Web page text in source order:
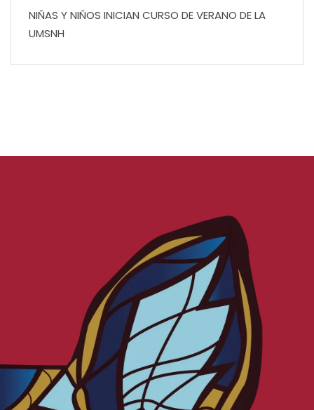
NIÑAS Y NIÑOS INICIAN CURSO DE VERANO DE LA
UMSNH